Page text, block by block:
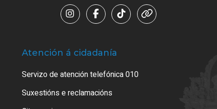
Atención á cidadanía
Servizo de atención telefónica 010
Suxestións e reclamacións